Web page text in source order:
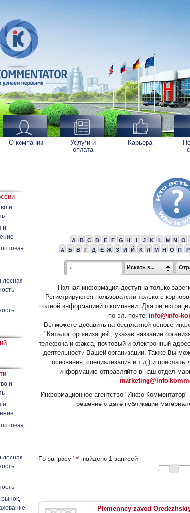
О компании
Услуги и
оплата
Карьера
и
и
лесная
и
и
лесная
A B C D E F G H I J K L M N O
А
Б В Г Д Е Ж З И Й К Л М Н О П Р
Искать в...
Полная информация доступна только
Регистрируются пользователи только с
полной информацией о компании. Для
по эл. почте: info@info-
Вы можете добавить на бесплатной основе
"Каталог организаций", указав название
телефона и факса, почтовый и электронный
деятельности Вашей организации. Также Вы
основания, специализация и т.д.) и
информацию отправляйте в наш отдел
marketing@info-
Информационное агентство "Инфо-Комментатор"
решение о дате публикации
По запросу "*" найдено 1 записей
Plemennoy zavod